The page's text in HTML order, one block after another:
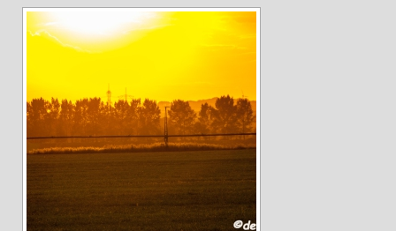
Klaus Dalichow
Siegfried Werner
Uwe Mombrei
Bilder des Monats